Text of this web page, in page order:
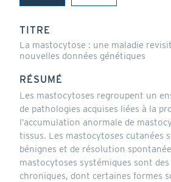
(onglet
TITRE
La mastocytose : une maladie
nouvelles données génétiques
RÉSUMÉ
Les mastocytoses regroupent un
de pathologies acquises liées à la
l’accumulation anormale de
tissus. Les mastocytoses cutanées
bénignes et de résolution
mastocytoses systémiques sont des
chroniques, dont certaines formes